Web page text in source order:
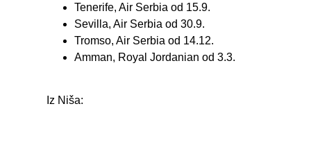
Tenerife, Air Serbia od 15.9.
Sevilla, Air Serbia od 30.9.
Tromso, Air Serbia od 14.12.
Amman, Royal Jordanian od 3.3.
Iz Niša: